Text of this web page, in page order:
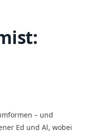
– und
Ed und Al, wobei